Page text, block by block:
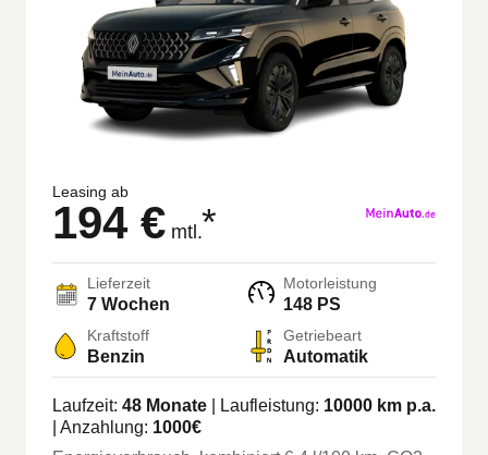
Leasing ab
194 € mtl.*
Lieferzeit
7 Wochen
Motorleistung
148 PS
Kraftstoff
Benzin
Getriebeart
Automatik
Laufzeit: 48 Monate | Laufleistung: 10000 km p.a.
| Anzahlung: 1000€